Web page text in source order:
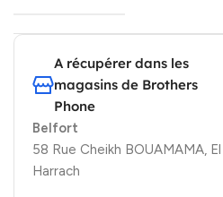
A récupérer dans les
magasins de Brothers
Phone
Belfort
58 Rue Cheikh BOUAMAMA, El
Harrach